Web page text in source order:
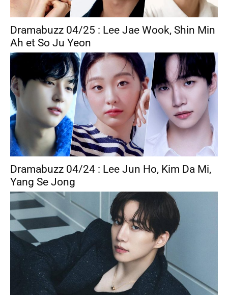
Dramabuzz 04/25 : Lee Jae Wook, Shin Min
Ah et So Ju Yeon
Dramabuzz 04/24 : Lee Jun Ho, Kim Da Mi,
Yang Se Jong